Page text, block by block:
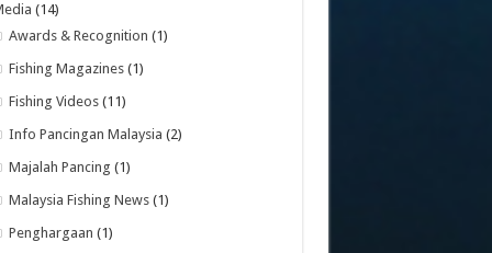
(14)
Awards & Recognition (1)
Fishing Magazines (1)
Fishing Videos (11)
Info Pancingan Malaysia (2)
Majalah Pancing (1)
Malaysia Fishing News (1)
Penghargaan (1)